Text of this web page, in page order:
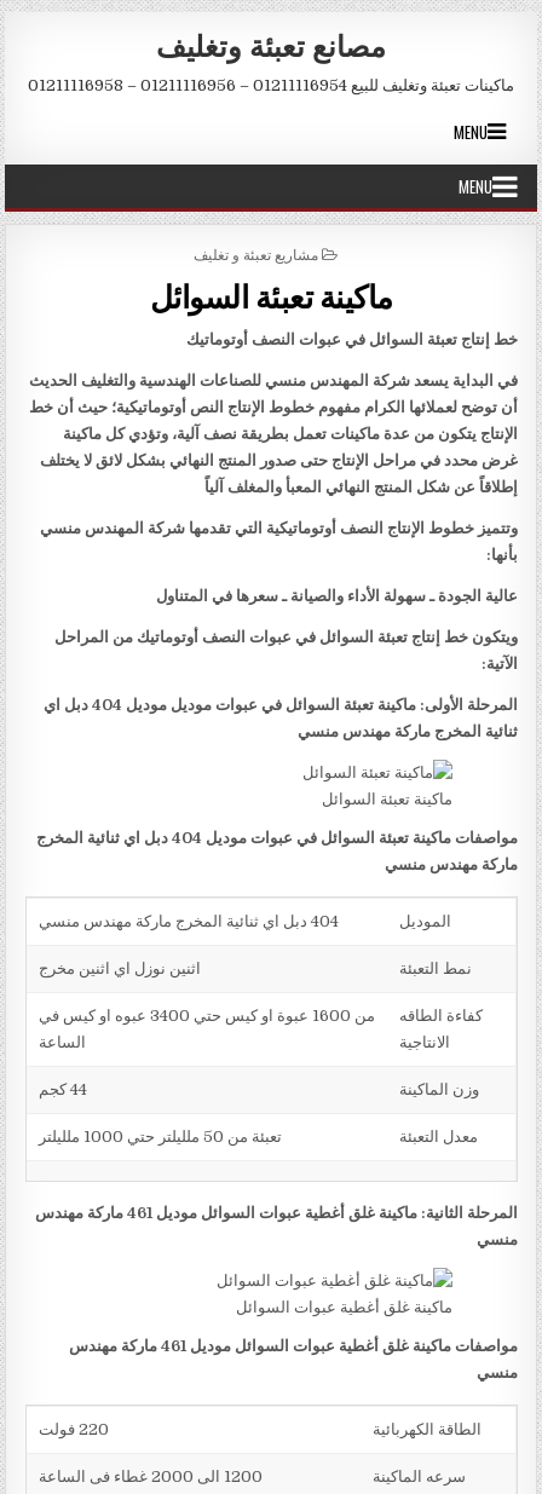
Skip to content
مصانع تعبئة وتغليف
ماكينات تعبئة وتغليف للبيع 01211116954 – 01211116956 – 01211116958
MENU
MENU
POSTED IN
مشاريع تعبئة و تغليف
ماكينة تعبئة السوائل
خط إنتاج تعبئة السوائل في عبوات النصف أوتوماتيك
في البداية يسعد شركة المهندس منسي للصناعات الهندسية والتغليف الحديث
أن توضح لعملائها الكرام مفهوم خطوط الإنتاج النص أوتوماتيكية؛ حيث أن خط
الإنتاج يتكون من عدة ماكينات تعمل بطريقة نصف آلية، وتؤدي كل ماكينة
غرض محدد في مراحل الإنتاج حتى صدور المنتج النهائي بشكل لائق لا يختلف
إطلاقاً عن شكل المنتج النهائي المعبأ والمغلف آلياً
وتتميز خطوط الإنتاج النصف أوتوماتيكية التي تقدمها شركة المهندس منسي
بأنها:
عالية الجودة ـ سهولة الأداء والصيانة ـ سعرها في المتناول
ويتكون خط إنتاج تعبئة السوائل في عبوات النصف أوتوماتيك من المراحل
الآتية:
المرحلة الأولى: ماكينة تعبئة السوائل في عبوات موديل موديل 404 دبل اي
ثنائية المخرج ماركة مهندس منسي
ماكينة تعبئة السوائل
مواصفات ماكينة تعبئة السوائل في عبوات موديل 404 دبل اي ثنائية المخرج
ماركة مهندس منسي
الموديل 404 دبل اي ثنائية المخرج ماركة مهندس منسي
نمط التعبئة اثنين نوزل اي اثنين مخرج
كفاءة الطاقه
الانتاجية
من 1600 عبوة او كيس حتي 3400 عبوه او كيس في
الساعة
وزن الماكينة 44 كجم
معدل التعبئة تعبئة من 50 ملليلتر حتي 1000 ملليلتر
المرحلة الثانية: ماكينة غلق أغطية عبوات السوائل موديل 461 ماركة مهندس
منسي
ماكينة غلق أغطية عبوات السوائل
مواصفات ماكينة غلق أغطية عبوات السوائل موديل 461 ماركة مهندس
منسي
الطاقة الكهربائية 220 فولت
سرعه الماكينة 1200 الى 2000 غطاء فى الساعة